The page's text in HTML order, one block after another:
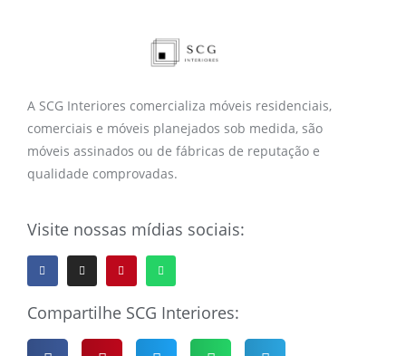
A SCG Interiores comercializa móveis residenciais,
comerciais e móveis planejados sob medida, são
móveis assinados ou de fábricas de reputação e
qualidade comprovadas.
Visite nossas mídias sociais:
Compartilhe SCG Interiores: